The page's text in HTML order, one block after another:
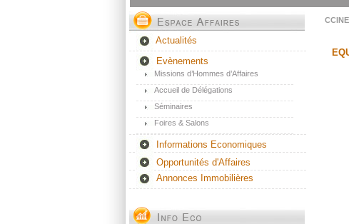
Actualités
Evènements
Missions d’Hommes d’Affaires
Accueil de Délégations
Séminaires
Foires & Salons
Informations Economiques
Opportunités d'Affaires
Annonces Immobilières